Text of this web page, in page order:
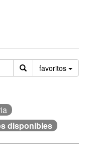
favoritos
disponibles